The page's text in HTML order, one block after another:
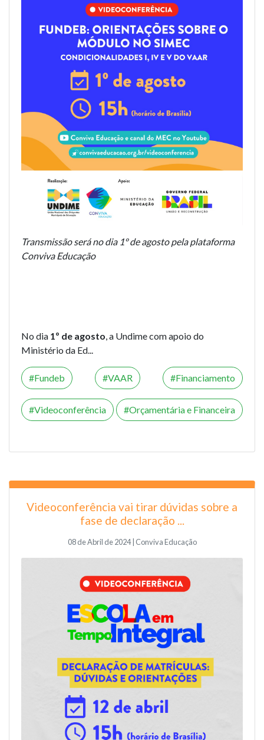
Transmissão será no dia 1º de agosto pela plataforma
Conviva Educação
No dia 1º de agosto, a Undime com apoio do
Ministério da Ed...
Fundeb VAAR Financiamento
Videoconferência Orçamentária e Financeira
Videoconferência vai tirar dúvidas sobre a
fase de declaração ...
08 de Abril de 2024 | Conviva Educação